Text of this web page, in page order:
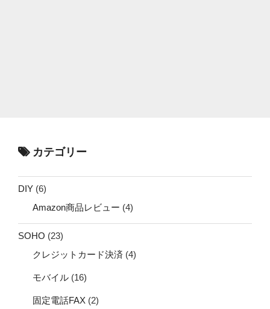
カテゴリー
DIY (6)
Amazon商品レビュー (4)
SOHO (23)
クレジットカード決済 (4)
モバイル (16)
固定電話FAX (2)